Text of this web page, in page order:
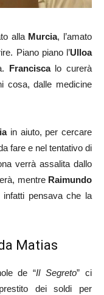
alla Murcia, l’amato
Piano piano l’Ulloa
Franciscalo curerà
cosa, dalle medicine
in aiuto, per cercare
fare e nel tentativo di
verrà assalita dallo
mentre Raimundo
infatti pensava che la
Matias
de “Il Segreto” ci
dei soldi per